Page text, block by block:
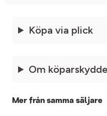
Köpa via plick
Om
Mer från samma säljare